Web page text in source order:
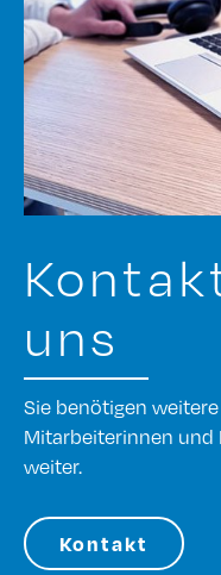
uns
Sie benötigen
Mitarbeiterinnen und
weiter.
Kontakt